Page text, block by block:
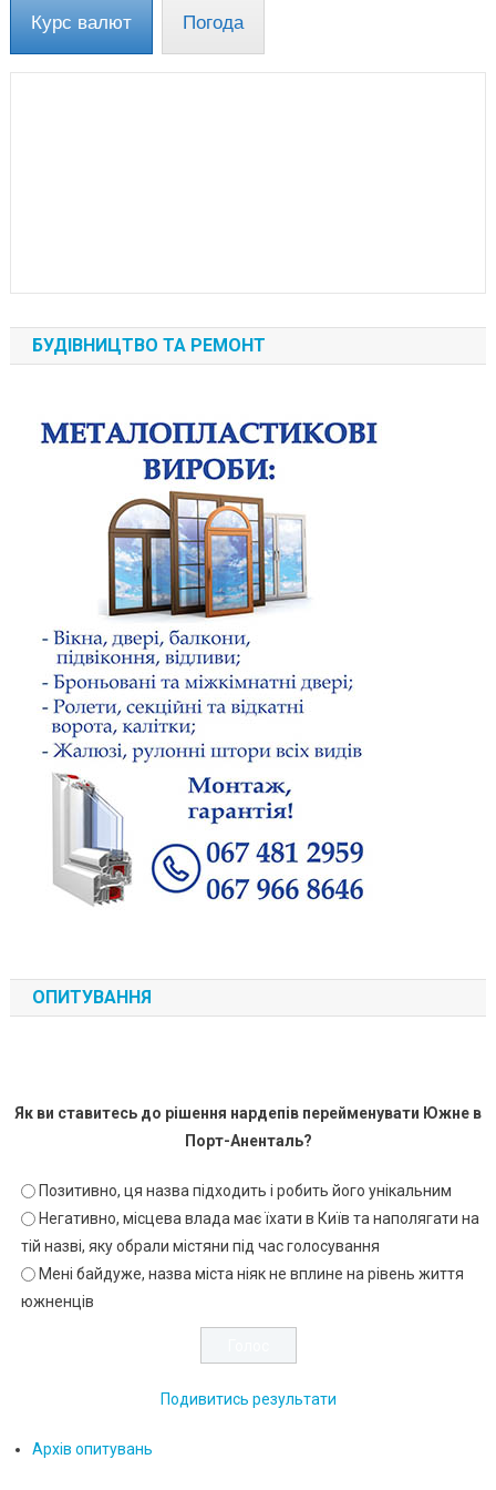
Курс валют Погода
БУДІВНИЦТВО ТА РЕМОНТ
ОПИТУВАННЯ
Як ви ставитесь до рішення нардепів перейменувати Южне в
Порт-Аненталь?
Позитивно, ця назва підходить і робить його унікальним
Негативно, місцева влада має їхати в Київ та наполягати на
тій назві, яку обрали містяни під час голосування
Мені байдуже, назва міста ніяк не вплине на рівень життя
южненців
Подивитись результати
Архів опитувань